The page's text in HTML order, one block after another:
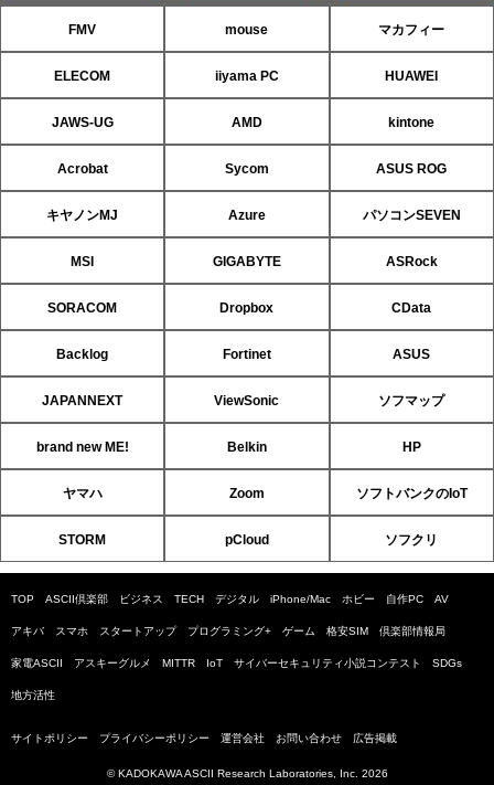
FMV mouse マカフィー
ELECOM iiyama PC HUAWEI
JAWS-UG AMD kintone
Acrobat Sycom ASUS ROG
キヤノンMJ Azure パソコンSEVEN
MSI GIGABYTE ASRock
SORACOM Dropbox CData
Backlog Fortinet ASUS
JAPANNEXT ViewSonic ソフマップ
brand new ME! Belkin HP
ヤマハ Zoom ソフトバンクのIoT
STORM pCloud ソフクリ
TOP ASCII倶楽部 ビジネス TECH デジタル iPhone/Mac ホビー 自作PC AV
アキバ スマホ スタートアップ プログラミング+ ゲーム 格安SIM 倶楽部情報局
家電ASCII アスキーグルメ MITTR IoT サイバーセキュリティ小説コンテスト SDGs
地方活性
サイトポリシー プライバシーポリシー 運営会社 お問い合わせ 広告掲載
© KADOKAWA ASCII Research Laboratories, Inc. 2026